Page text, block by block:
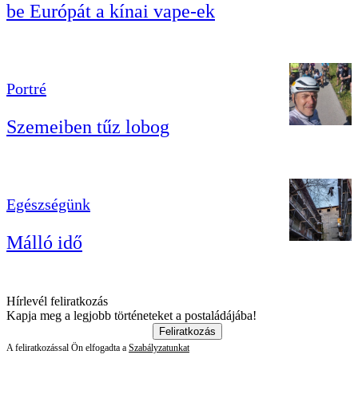
be Európát a kínai vape-ek
Portré
Szemeiben tűz lobog
Egészségünk
Málló idő
Hírlevél feliratkozás
Kapja meg a legjobb történeteket a postaládájába!
Feliratkozás
A feliratkozással Ön elfogadta a Szabályzatunkat